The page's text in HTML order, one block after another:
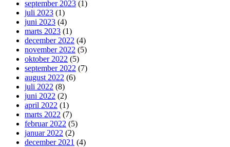
september 2023 (1)
juli 2023 (1)
juni 2023 (4)
marts 2023 (1)
december 2022 (4)
november 2022 (5)
oktober 2022 (5)
september 2022 (7)
august 2022 (6)
juli 2022 (8)
juni 2022 (2)
april 2022 (1)
marts 2022 (7)
februar 2022 (5)
januar 2022 (2)
december 2021 (4)